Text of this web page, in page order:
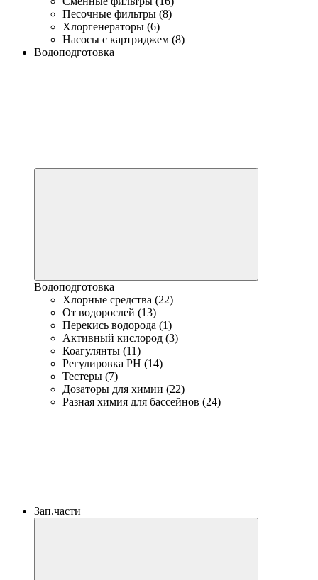
Песочные фильтры (8)
Хлоргенераторы (6)
Насосы с картриджем (8)
Водоподготовка
Водоподготовка
Хлорные средства (22)
От водорослей (13)
Перекись водорода (1)
Активный кислород (3)
Коагулянты (11)
Регулировка PH (14)
Тестеры (7)
Дозаторы для химии (22)
Разная химия для бассейнов (24)
Зап.части